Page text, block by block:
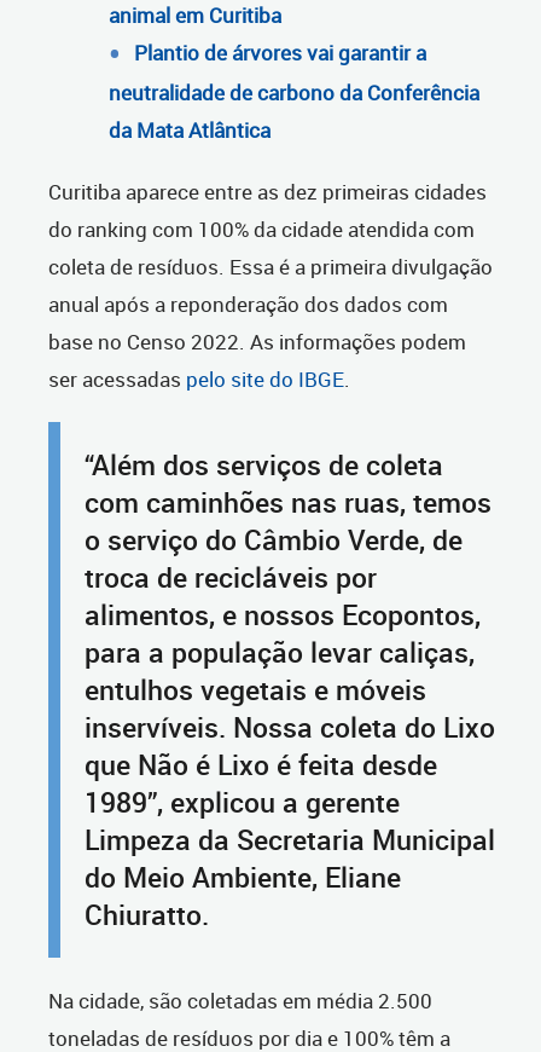
animal em Curitiba
Plantio de árvores vai garantir a
neutralidade de carbono da Conferência
da Mata Atlântica
Curitiba aparece entre as dez primeiras cidades
do ranking com 100% da cidade atendida com
coleta de resíduos. Essa é a primeira divulgação
anual após a reponderação dos dados com
base no Censo 2022. As informações podem
ser acessadas pelo site do IBGE.
“Além dos serviços de coleta
com caminhões nas ruas, temos
o serviço do Câmbio Verde, de
troca de recicláveis por
alimentos, e nossos Ecopontos,
para a população levar caliças,
entulhos vegetais e móveis
inservíveis. Nossa coleta do Lixo
que Não é Lixo é feita desde
1989”, explicou a gerente
Limpeza da Secretaria Municipal
do Meio Ambiente, Eliane
Chiuratto.
Na cidade, são coletadas em média 2.500
toneladas de resíduos por dia e 100% têm a